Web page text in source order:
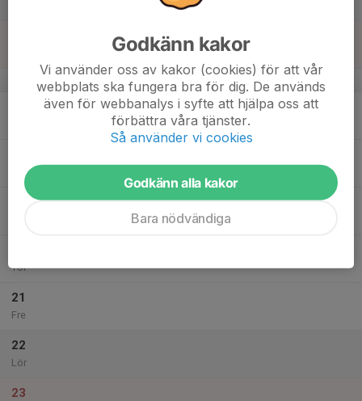
v.8
Tor
21
Fre
22
Lör
23
Godkänn kakor
Vi använder oss av kakor (cookies) för att vår
webbplats ska fungera bra för dig. De används
även för webbanalys i syfte att hjälpa oss att
förbättra våra tjänster.
Så använder vi cookies
Godkänn alla kakor
Bara nödvändiga